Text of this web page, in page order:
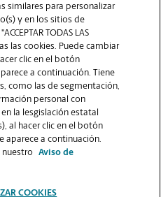
DE LA TIENDA
similares para personalizar
y en los sitios de
TODAS LAS
las cookies. Puede cambiar
clic en el botón
a continuación. Tiene
como las de segmentación,
personal con
la lesgislación estatal
al hacer clic en el botón
aparece a continuación.
nuestro
Aviso de
COOKIES